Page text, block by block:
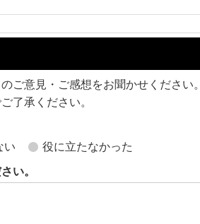
ご意見・ご感想をお聞かせください。
了承ください。
い 役に立たなかった
い。